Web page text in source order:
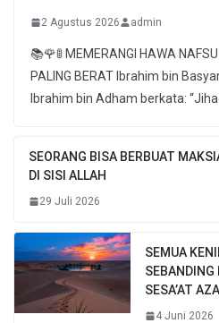
2 Agustus 2026 admin
📚🌹🚦 MEMERANGI HAWA
PALING BERAT Ibrahim bin
Ibrahim bin Adham berkata:
SEORANG BISA BERBUAT
DI SISI ALLAH
29 Juli 2026
SEMUA
SEBANDING
SESA’AT
4 Juni 2026